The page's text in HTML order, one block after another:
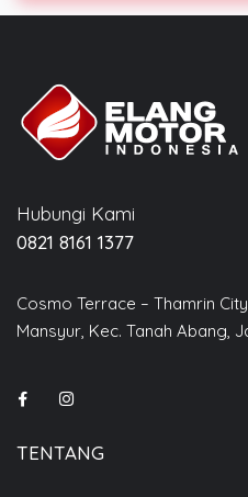
Hubungi Kami
0821 8161 1377
Cosmo Terrace – Thamrin
Mansyur, Kec. Tanah Abang,
TENTANG